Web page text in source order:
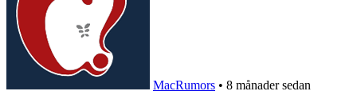
MacRumors • 8 månader sedan